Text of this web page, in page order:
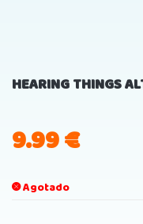
HEARING THINGS
9.99€
Agotado